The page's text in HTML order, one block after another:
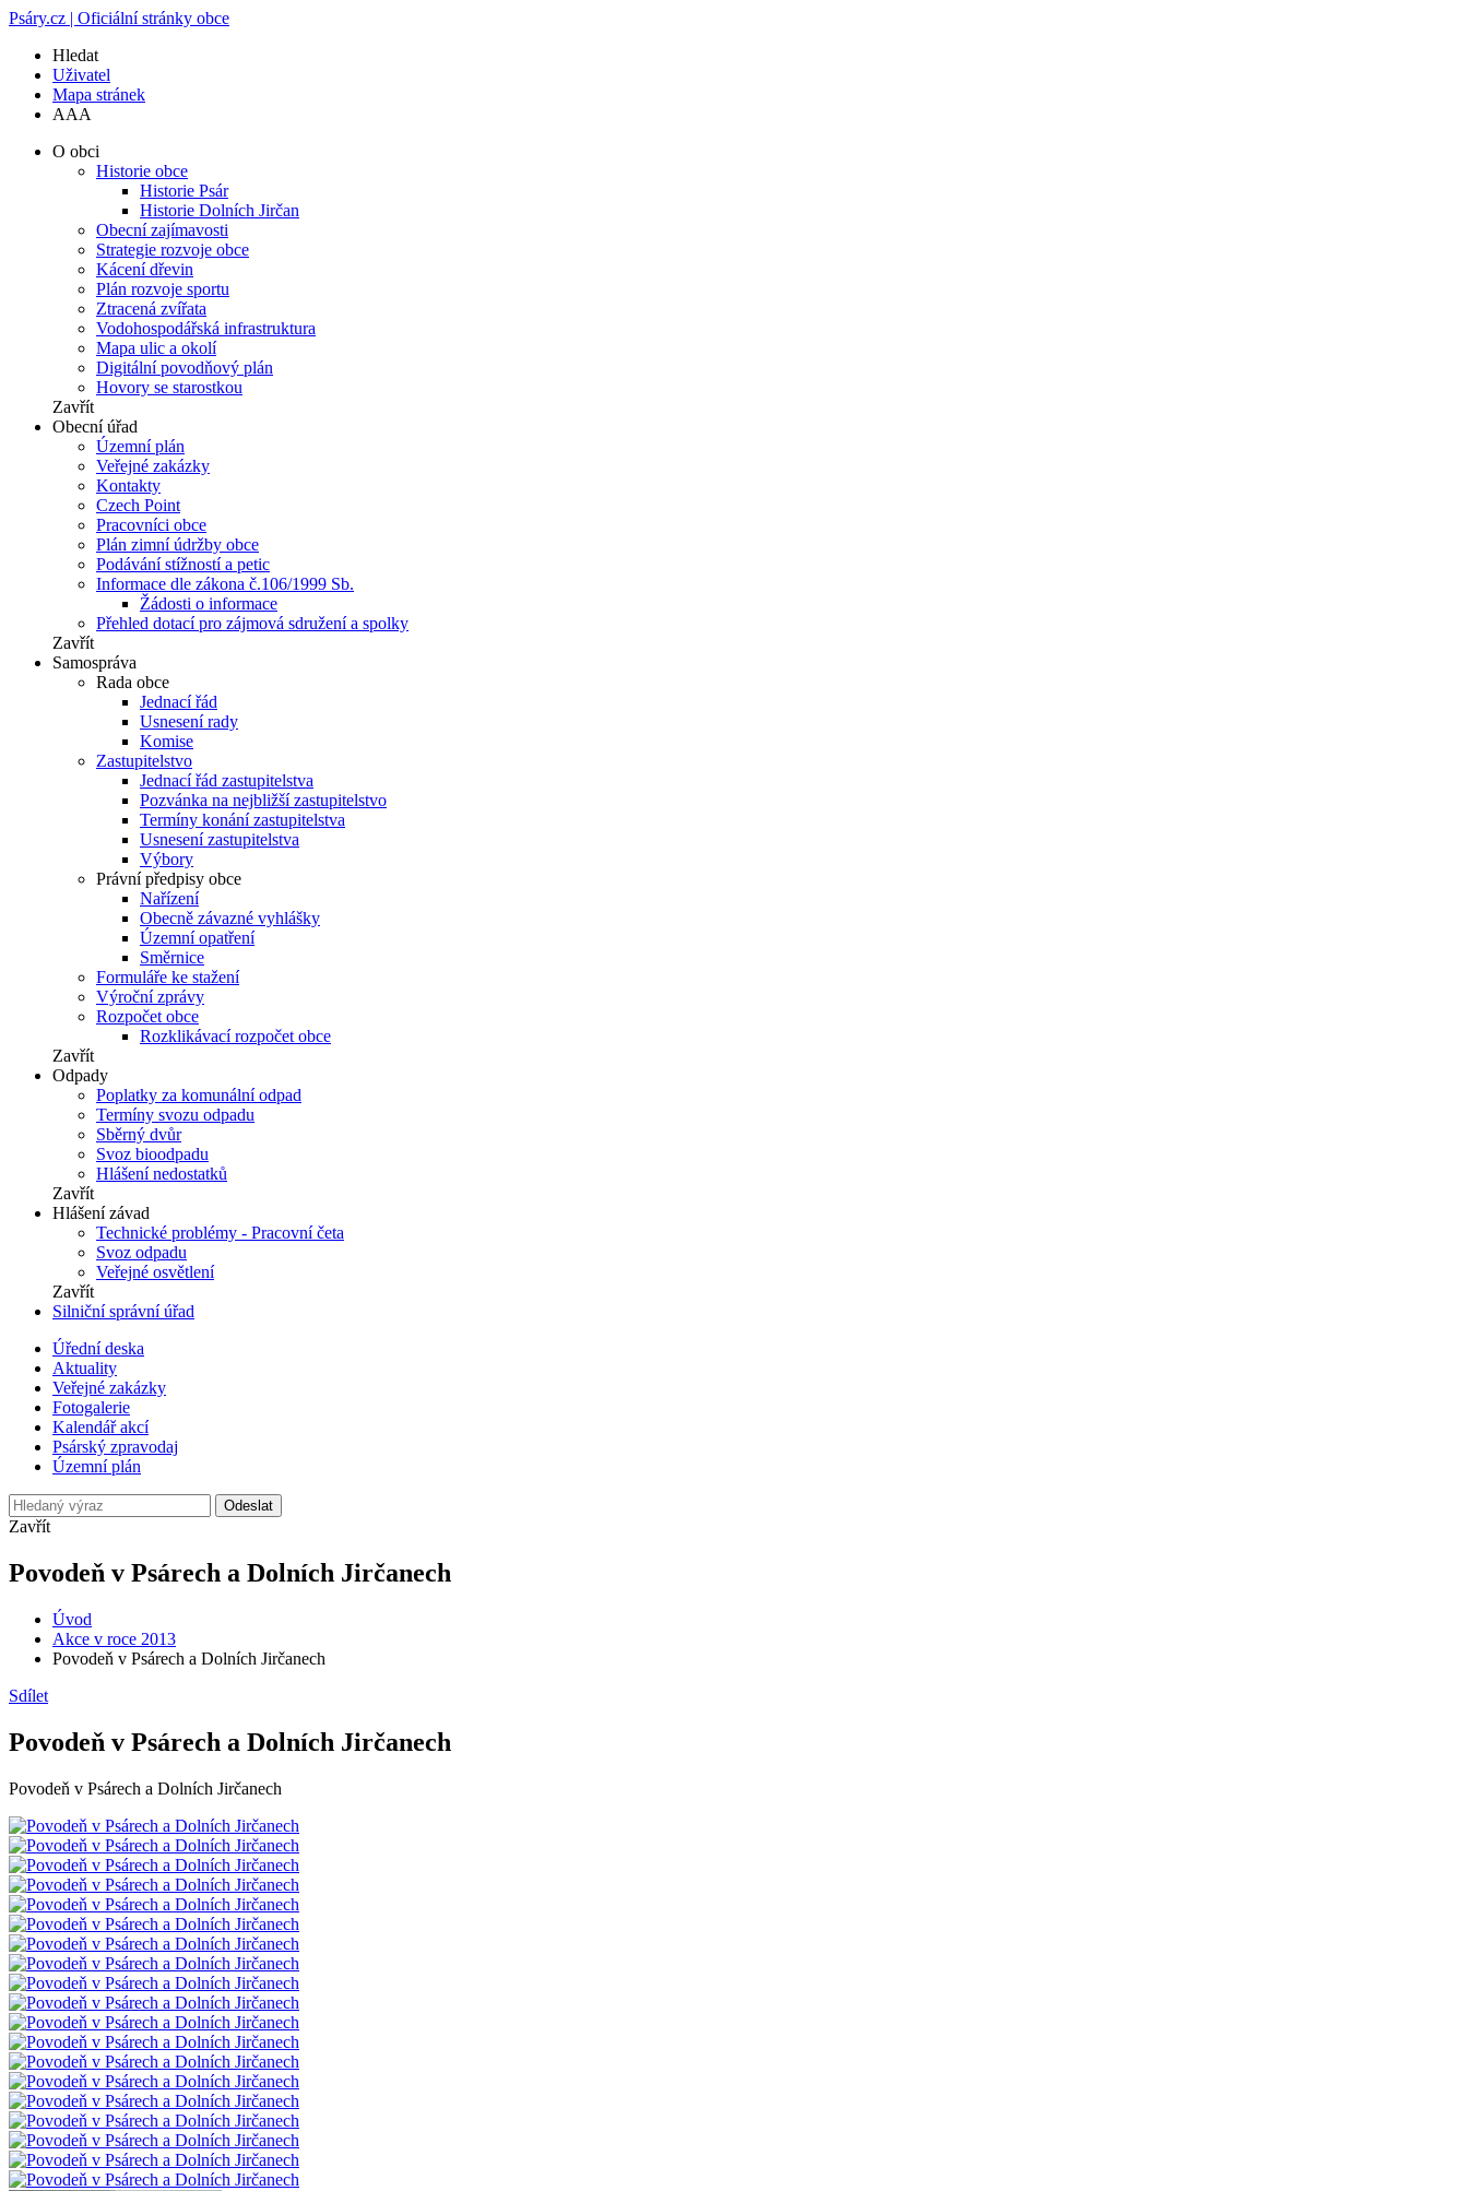
Psáry.cz | Oficiální stránky obce
Hledat
Uživatel
Mapa stránek
AAA
O obci
Historie obce
Historie Psár
Historie Dolních Jirčan
Obecní zajímavosti
Strategie rozvoje obce
Kácení dřevin
Plán rozvoje sportu
Ztracená zvířata
Vodohospodářská infrastruktura
Mapa ulic a okolí
Digitální povodňový plán
Hovory se starostkou
Zavřít
Obecní úřad
Územní plán
Veřejné zakázky
Kontakty
Czech Point
Pracovníci obce
Plán zimní údržby obce
Podávání stížností a petic
Informace dle zákona č.106/1999 Sb.
Žádosti o informace
Přehled dotací pro zájmová sdružení a spolky
Zavřít
Samospráva
Rada obce
Jednací řád
Usnesení rady
Komise
Zastupitelstvo
Jednací řád zastupitelstva
Pozvánka na nejbližší zastupitelstvo
Termíny konání zastupitelstva
Usnesení zastupitelstva
Výbory
Právní předpisy obce
Nařízení
Obecně závazné vyhlášky
Územní opatření
Směrnice
Formuláře ke stažení
Výroční zprávy
Rozpočet obce
Rozklikávací rozpočet obce
Zavřít
Odpady
Poplatky za komunální odpad
Termíny svozu odpadu
Sběrný dvůr
Svoz bioodpadu
Hlášení nedostatků
Zavřít
Hlášení závad
Technické problémy - Pracovní četa
Svoz odpadu
Veřejné osvětlení
Zavřít
Silniční správní úřad
Úřední deska
Aktuality
Veřejné zakázky
Fotogalerie
Kalendář akcí
Psárský zpravodaj
Územní plán
Odeslat
Zavřít
Povodeň v Psárech a Dolních Jirčanech
Úvod
Akce v roce 2013
Povodeň v Psárech a Dolních Jirčanech
Sdílet
Povodeň v Psárech a Dolních Jirčanech
Povodeň v Psárech a Dolních Jirčanech